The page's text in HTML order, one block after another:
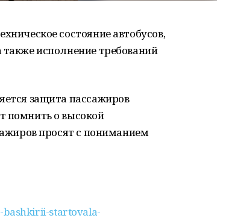
состояние автобусов,
исполнение требований
защита пассажиров
помнить о высокой
просят с пониманием
bashkirii-startovala-